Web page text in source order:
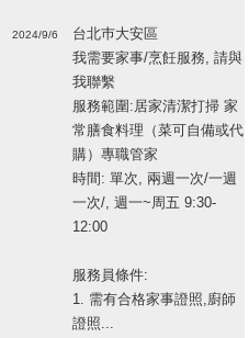
2024/9/6
台北巿大安區
我需要家事/烹飪服務, 請與
我聯繫
服務範圍:居家清潔打掃 家
常膳食料理（菜可自備或代
購）專職管家
時間: 單次, 兩週一次/一週
一次/, 週一~周五 9:30-
12:00
服務員條件:
1. 需有合格家事證照,廚師
證照...